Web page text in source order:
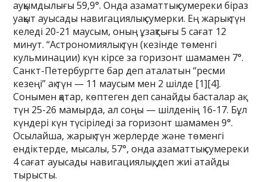
ауқымдылығы 59,9°. Онда азаматтық сумереки біраз
уақыт ауысады навигациялық сумерки. Ең жарық түн
келеді 20-21 маусым, оның ұзақтығы 5 сағат 12
минут. “Астрономиялық түн (кезінде төменгі
кульминации) күн кірсе за горизонт шамамен 7°.
Санкт-Петербургте бар деп аталатын “ресми
кезеңі” ақ түн — 11 маусым мен 2 шілде [1][4].
Сонымен қатар, көптеген деп санайды басталар ақ
түн 25-26 мамырда, ал соңы — шілденің 16-17. Бұл
күндері күн түсіріледі за горизонт шамамен 9°.
Осылайша, жарық түн жерлерде және төменгі
ендіктерде, мысалы, 57°, онда азаматтық сумереки
4 сағат ауысады навигациялық, деп жиі атайды
тырысты.